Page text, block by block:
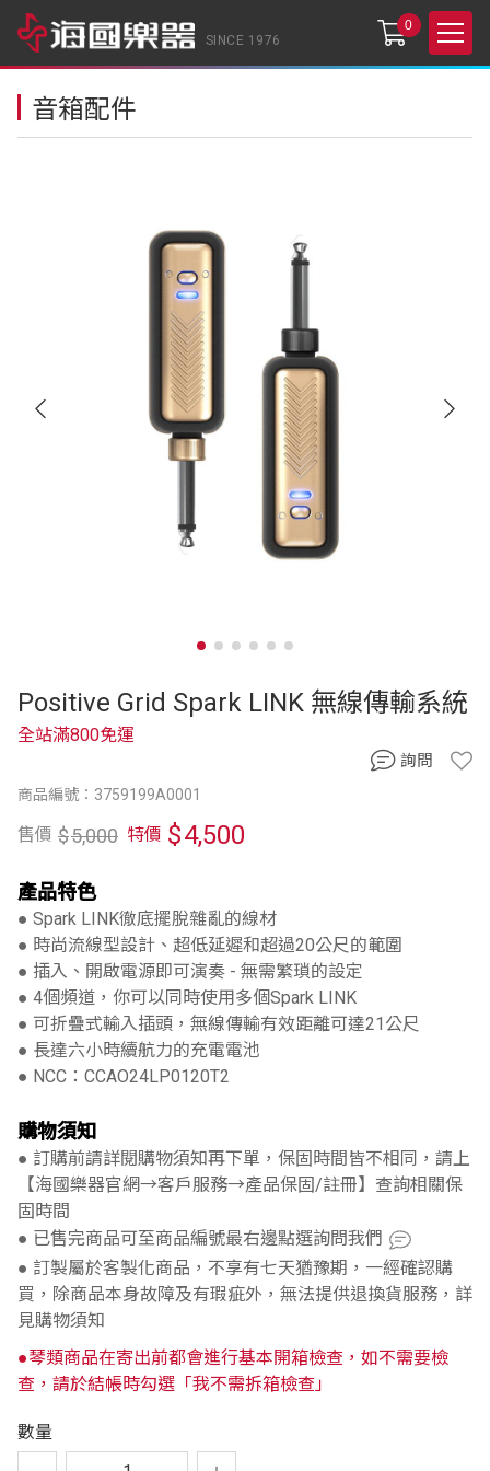
SINCE 1976
0
音箱配件
Positive Grid Spark LINK 無線傳輸系統
商品編號：3759199A0001
全站滿800免運
售價 $5,000 特價 $4,500
產品特色
● Spark LINK徹底擺脫雜亂的線材
● 時尚流線型設計、超低延遲和超過20公尺的範圍
● 插入、開啟電源即可演奏 - 無需繁瑣的設定
● 4個頻道，你可以同時使用多個Spark LINK
● 可折疊式輸入插頭，無線傳輸有效距離可達21公尺
● 長達六小時續航力的充電電池
● NCC：CCAO24LP0120T2
購物須知
● 訂購前請詳閱購物須知再下單，保固時間皆不相同，請上
【海國樂器官網→客戶服務→產品保固/註冊】查詢相關保
固時間
● 已售完商品可至商品編號最右邊點選詢問我們
● 訂製屬於客製化商品，不享有七天猶豫期，一經確認購
買，除商品本身故障及有瑕疵外，無法提供退換貨服務，詳
見購物須知
●琴類商品在寄出前都會進行基本開箱檢查，如不需要檢
查，請於結帳時勾選「我不需拆箱檢查」
數量
詢問